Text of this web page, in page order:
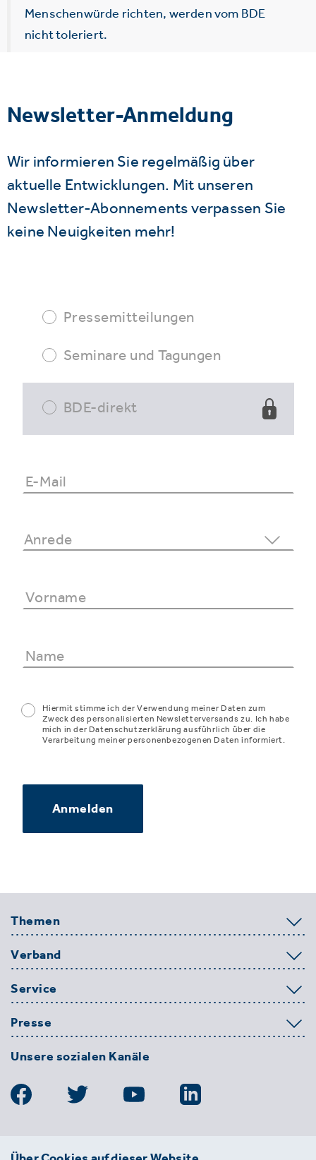
Menschenwürde richten, werden vom BDE
nicht toleriert.
Newsletter-Anmeldung
Wir informieren Sie regelmäßig über
aktuelle Entwicklungen. Mit unseren
Newsletter-Abonnements verpassen Sie
keine Neuigkeiten mehr!
Pressemitteilungen
Seminare und Tagungen
BDE-direkt
Hiermit stimme ich der Verwendung meiner Daten zum
Zweck des personalisierten Newsletterversands zu. Ich habe
mich in der Datenschutzerklärung ausführlich über die
Verarbeitung meiner personenbezogenen Daten informiert.
Anmelden
Themen
Verband
Service
Presse
Unsere sozialen Kanäle
BDE